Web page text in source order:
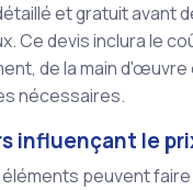
et gratuit avant
Ce devis inclura le
de la main d'œuvre
nécessaires.
influençant le
peuvent